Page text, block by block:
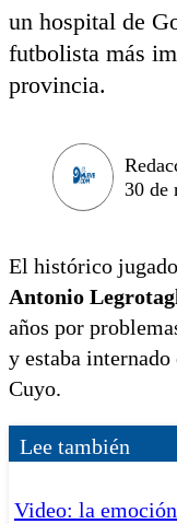
un hospital de
futbolista más
provincia.
30 de
El histórico
Antonio
años por
y estaba
Cuyo.
Lee también
Video: la